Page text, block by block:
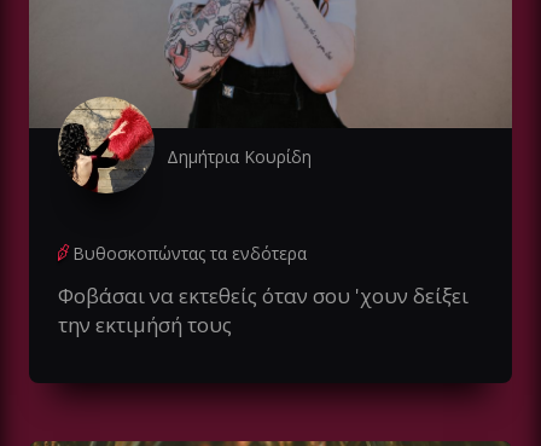
Δημήτρια Κουρίδη
Βυθοσκοπώντας τα ενδότερα
Φοβάσαι να εκτεθείς όταν σου 'χουν δείξει
την εκτιμήσή τους